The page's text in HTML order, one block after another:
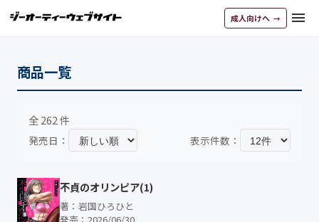
成人向けへ menu
商品一覧
全 262 件
発売日： 表示件数：
不貞のオリンピア(1)
著：岩国ひろひと
発売：2026/06/30